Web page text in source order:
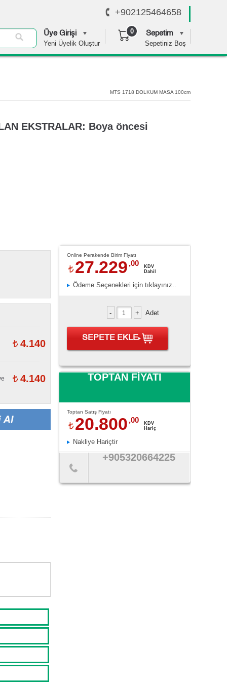
+902125464658
Üye Girişi
Yeni Üyelik Oluştur
Sepetim
0
Sepetiniz Boş
0,00 TL
MTS 1718 DOLKUM MASA 100cm
EKSTRALAR: Boya öncesi
4.140
4.140
Online Perakende Birim Fiyatı
27.229 ,00
KDV
Dahil
Ödeme Seçenekleri için tıklayınız..
Adet
SEPETE EKLE
TOPTAN FİYATI
Toptan Satış Fiyatı
20.800 ,00
KDV
Hariç
Nakliye Hariçtir
+905320664225